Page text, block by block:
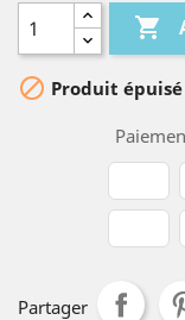

 Produit épuisé
Partager